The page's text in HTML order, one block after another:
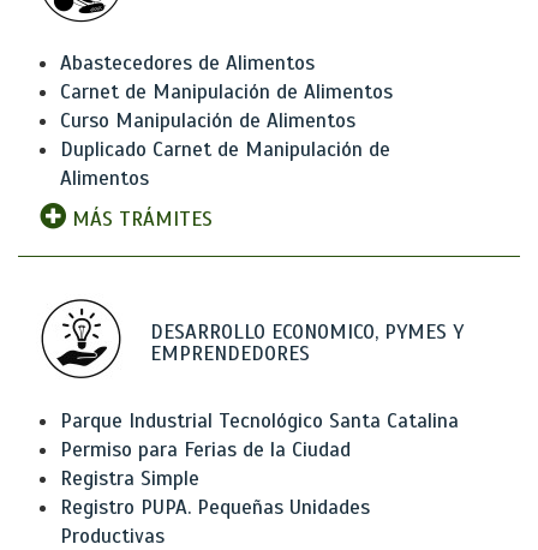
Abastecedores de Alimentos
Carnet de Manipulación de Alimentos
Curso Manipulación de Alimentos
Duplicado Carnet de Manipulación de
Alimentos
MÁS TRÁMITES
DESARROLLO ECONOMICO, PYMES Y
EMPRENDEDORES
Parque Industrial Tecnológico Santa Catalina
Permiso para Ferias de la Ciudad
Registra Simple
Registro PUPA. Pequeñas Unidades
Productivas